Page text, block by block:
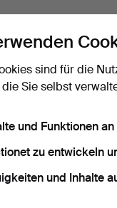
vergessen?
speichern
sind für die
Sie selbst
und Funktionen
zu entwickeln
und Inhalte